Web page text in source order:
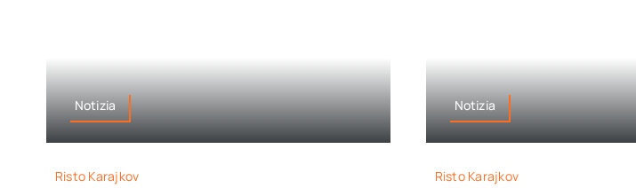
Notizia
Risto Karajkov
Notizia
Risto Karajkov